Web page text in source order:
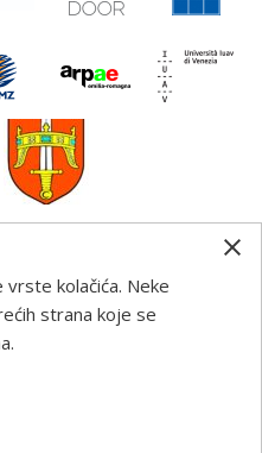
guidance and
this web site reflects the
authorities are not liable
of the information
kolačića. Neke
strana koje se